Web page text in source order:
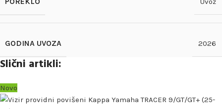
GODINA UVOZA 2026
Slični artikli:
Novo